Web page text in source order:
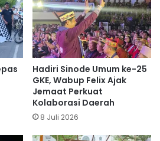
Hadiri Sinode Umum ke-25
GKE, Wabup Felix Ajak
Jemaat Perkuat
Kolaborasi Daerah
8 Juli 2026